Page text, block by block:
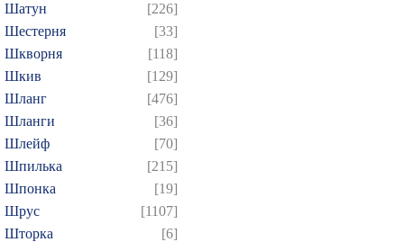
Шатун
[226]
Шестерня
[33]
Шкворня
[118]
Шкив
[129]
Шланг
[476]
Шланги
[36]
Шлейф
[70]
Шпилька
[215]
Шпонка
[19]
Шрус
[1107]
Шторка
[6]